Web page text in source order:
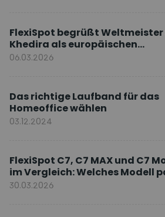
FlexiSpot begrüßt Weltmeister
Khedira als europäischen
Markenbotschafter
06.03.2026
Das richtige Laufband für das
Homeoffice wählen
03.12.2024
FlexiSpot C7, C7 MAX und C7
im Vergleich: Welches Modell
Ihnen?
30.03.2026